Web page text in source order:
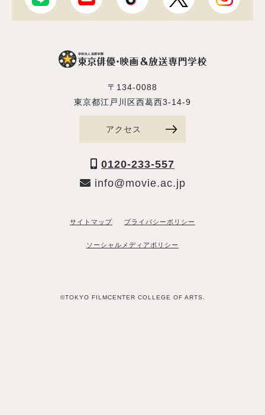
〒134-0088
東京都江戸川区西葛西3-14-9
アクセス
0120-233-557
info@movie.ac.jp
サイトマップ プライバシーポリシー
ソーシャルメディアポリシー
©TOKYO FILMCENTER COLLEGE OF ARTS.